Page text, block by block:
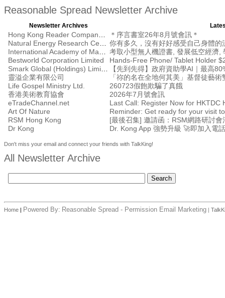
Reasonable Spread Newsletter Archive
Newsletter Archives
＊序言書室26年8月號會訊＊
你有多久，沒有好好感受自己身體的
考取小型無人機證書, 發展低空經濟,
Bestworld Corporation Limited
Hands-Free Phone/ Tablet Holder
【先到先得】政府資助學AI｜最高
靈溢企業有限公司
「祢的名在全地何其美」基督徒藝
Life Gospel Ministry Ltd.
260723假飽欺騙了真餓
香港美術教育協會
2026年7月號會訊
eTradeChannel.net
Art Of Nature
Reminder: Get ready for your visit
RSM Hong Kong
Dr Kong
Dr. Kong App 強勢升級 🚀即加入電
Don't miss your email and connect your friends with TalkKing!
All Newsletter Archive
Home | Powered By: Reasonable Spread - Permission Email Marketing |